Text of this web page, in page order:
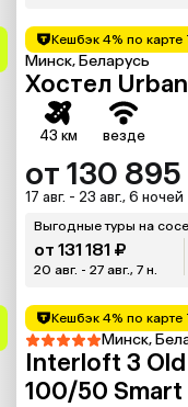
Кешбэк 4% по карте
Минск, Беларусь
Хостел Urban
43 км везде
от 130
17 авг. - 23 авг., 6 ночей
Выгодные туры на
от 131 181 ₽
20 авг. - 27 авг., 7 н.
Кешбэк 4% по карте
Минск,
Interloft 3 Old
100/50 Smart